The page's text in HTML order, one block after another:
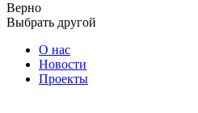
Верно
Выбрать другой
О нас
Новости
Проекты